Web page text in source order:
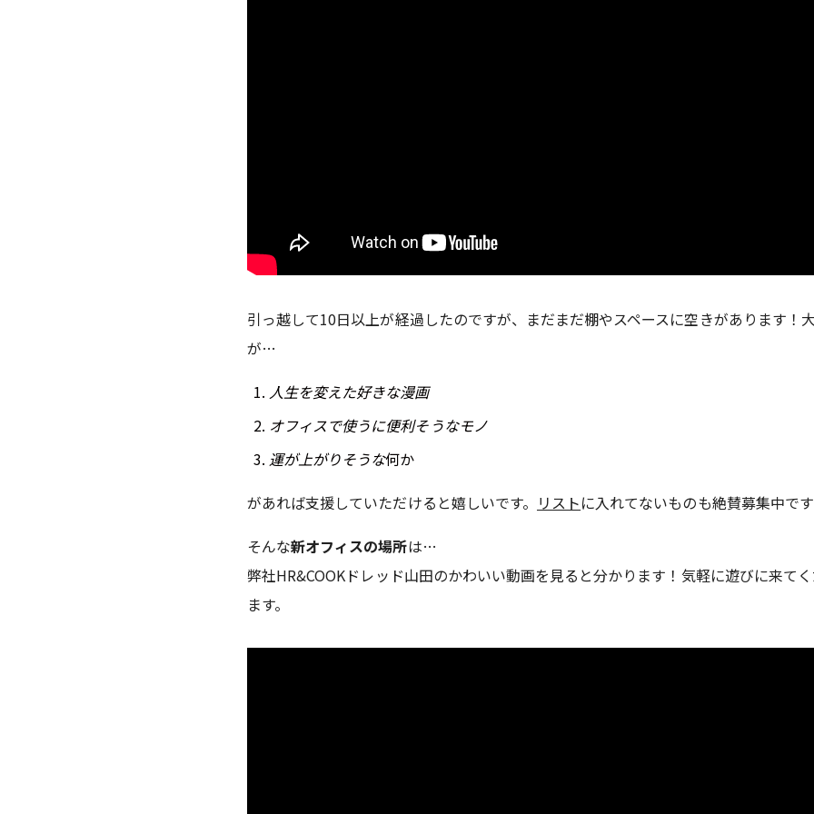
引っ越して10日以上が経過したのですが、まだまだ棚やスペースに空きがあります！
が…
人生を変えた好きな漫画
オフィスで使うに便利そうなモノ
運が上がりそうな何か
があれば支援していただけると嬉しいです。 リストに入れてないものも絶賛募集中です
そんな新オフィスの場所は…
弊社HR&COOKドレッド山田のかわいい動画を見ると分かります！気軽に遊びに来て
ます。